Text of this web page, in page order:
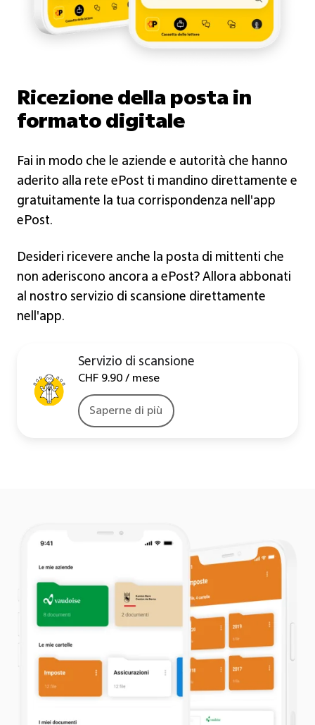
Ricezione della posta in
formato digitale
Fai in modo che le aziende e autorità che hanno
aderito alla rete ePost ti mandino direttamente e
gratuitamente la tua corrispondenza nell'app
ePost.
Desideri ricevere anche la posta di mittenti che
non aderiscono ancora a ePost? Allora abbonati
al nostro servizio di scansione direttamente
nell'app.
Servizio di scansione
CHF 9.90 / mese
Saperne di più